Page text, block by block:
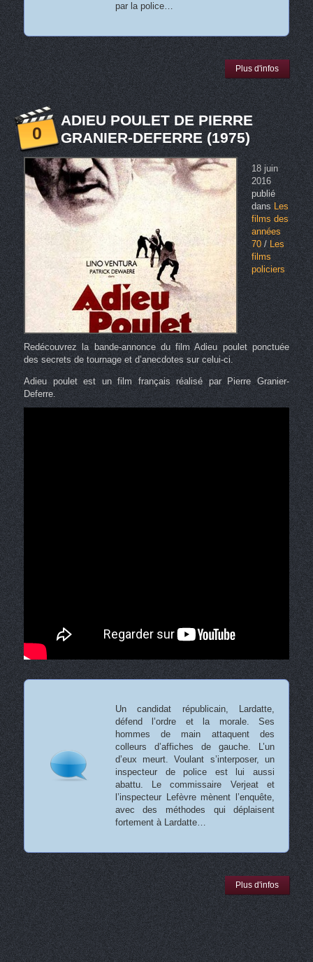
par la police…
Plus d'infos
0
ADIEU POULET DE PIERRE
GRANIER-DEFERRE (1975)
18 juin
2016
publié
dans Les
films des
années
70/ Les
films
policiers
Redécouvrez la bande-annonce du film Adieu poulet ponctuée
des secrets de tournage et d’anecdotes sur celui-ci.
Adieu poulet est un film français réalisé par Pierre Granier-
Deferre.
Un candidat républicain, Lardatte,
défend l’ordre et la morale. Ses
hommes de main attaquent des
colleurs d’affiches de gauche. L’un
d’eux meurt. Voulant s’interposer, un
inspecteur de police est lui aussi
abattu. Le commissaire Verjeat et
l’inspecteur Lefèvre mènent l’enquête,
avec des méthodes qui déplaisent
fortement à Lardatte…
Plus d'infos